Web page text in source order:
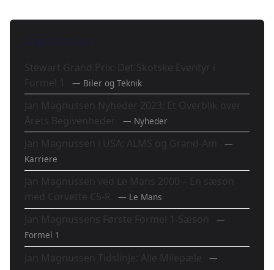
— Biler og Teknik
— Nyheder
—
Karriere
— Le Mans
—
Formel 1
—